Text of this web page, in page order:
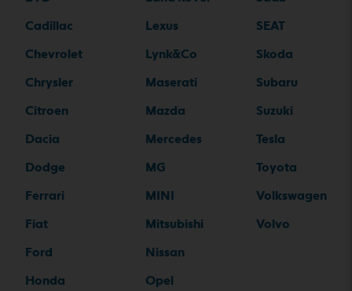
Cadillac
Chevrolet
Chrysler
Citroen
Dacia
Dodge
Ferrari
Fiat
Ford
Honda
Lexus
Lynk&Co
Maserati
Mazda
Mercedes
MG
MINI
Mitsubishi
Nissan
Opel
SEAT
Skoda
Subaru
Suzuki
Tesla
Toyota
Volkswagen
Volvo